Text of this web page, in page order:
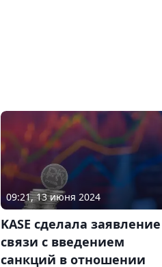
09:21, 13 июня 2024
KASE сделала
связи с введением
санкций в отношении